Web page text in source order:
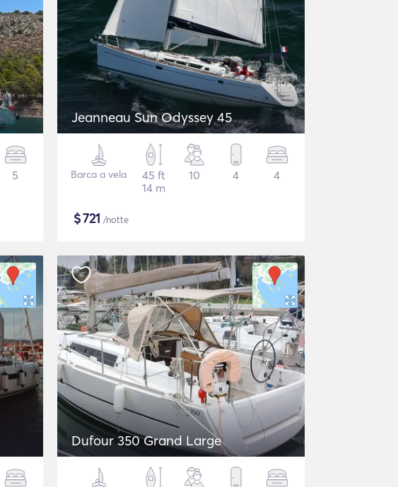
5
Jeanneau Sun Odyssey 45
Barca a vela
45 ft
14 m
10 4 4
$721 /notte
Dufour 350 Grand Large